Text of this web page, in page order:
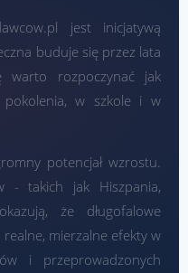
jest inicjatywą
buduje się przez lata
warto rozpoczynać jak
pokolenia, w szkole i w
potencjał wzrostu.
- takich jak Hiszpania,
że długofalowe
realne, mierzalne efekty w
i przeprowadzonych